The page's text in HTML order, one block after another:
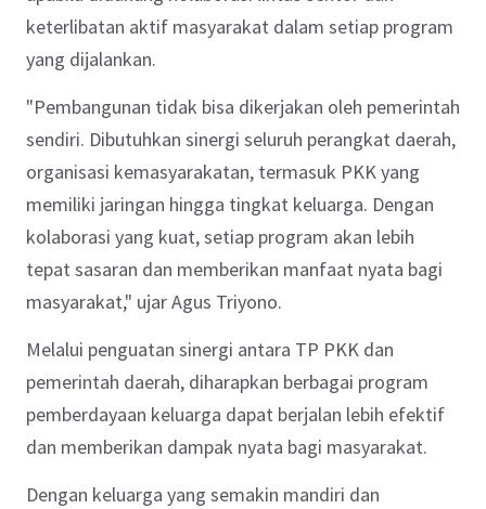
keterlibatan aktif masyarakat dalam setiap program
yang dijalankan.
"Pembangunan tidak bisa dikerjakan oleh pemerintah
sendiri. Dibutuhkan sinergi seluruh perangkat daerah,
organisasi kemasyarakatan, termasuk PKK yang
memiliki jaringan hingga tingkat keluarga. Dengan
kolaborasi yang kuat, setiap program akan lebih
tepat sasaran dan memberikan manfaat nyata bagi
masyarakat," ujar Agus Triyono.
Melalui penguatan sinergi antara TP PKK dan
pemerintah daerah, diharapkan berbagai program
pemberdayaan keluarga dapat berjalan lebih efektif
dan memberikan dampak nyata bagi masyarakat.
Dengan keluarga yang semakin mandiri dan